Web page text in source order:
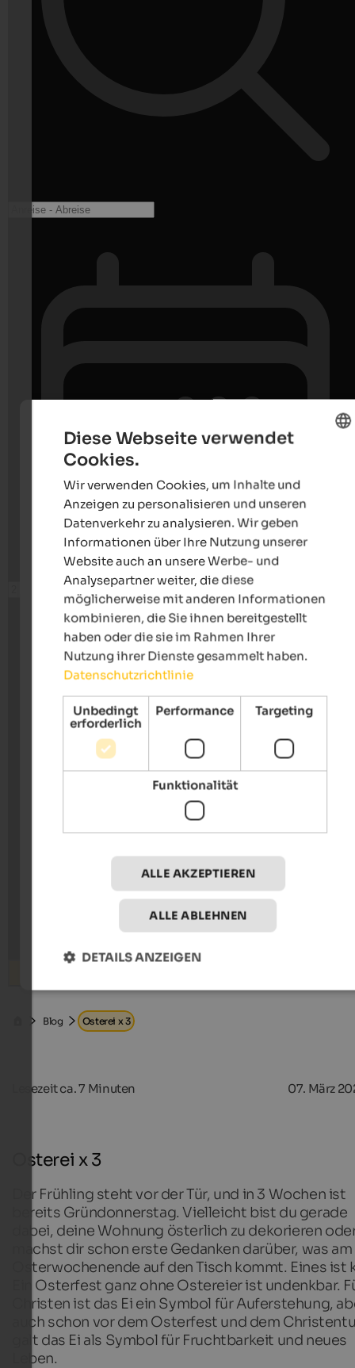
Blog Osterei x 3
Lesezeit ca.7 Minuten 07. März
Osterei x 3
Der Frühling steht vor der Tür, und in 3 Wochen ist
bereits Gründonnerstag. Vielleicht bist du gerade
dabei, deine Wohnung österlich zu dekorieren
machst dir schon erste Gedanken darüber, was am
Osterwochenende auf den Tisch kommt. Eines ist
Ein Osterfest ganz ohne Ostereier ist undenkbar.
Christen ist das Ei ein Symbol für Auferstehung,
auch schon vor dem Osterfest und dem
galt das Ei als Symbol für Fruchtbarkeit und neues
Leben.
GERMAN
Diese Webseite verwendet
Cookies.
Wir verwenden Cookies, um Inhalte und
Anzeigen zu personalisieren und unseren
Datenverkehr zu analysieren. Wir geben
Informationen über Ihre Nutzung unserer
Website auch an unsere Werbe- und
Analysepartner weiter, die diese
möglicherweise mit anderen Informationen
kombinieren, die Sie ihnen bereitgestellt
haben oder die sie im Rahmen Ihrer
Nutzung ihrer Dienste gesammelt haben.
Datenschutzrichtlinie
Unbedingt
erforderlich
Performance Targeting
Funktionalität
ALLE AKZEPTIEREN
ALLE ABLEHNEN
DETAILS ANZEIGEN